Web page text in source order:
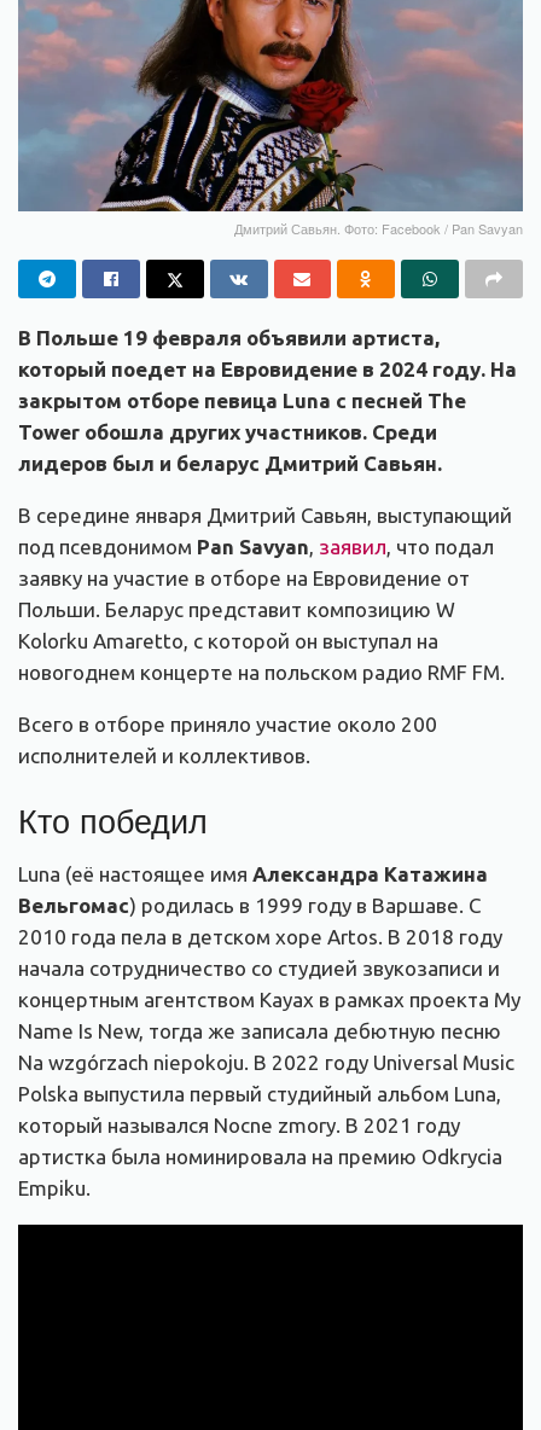
Дмитрий Савьян. Фото: Facebook / Pan Savyan
В Польше 19 февраля объявили артиста,
который поедет на Евровидение в 2024 году. На
закрытом отборе певица Luna с песней The
Tower обошла других участников. Среди
лидеров был и беларус Дмитрий Савьян.
В середине января Дмитрий Савьян, выступающий
под псевдонимом Pan Savyan заявил , что подал
заявку на участие в отборе на Евровидение от
Польши. Беларус представит композицию W
Kolorku Amaretto, с которой он выступал на
новогоднем концерте на польском радио RMF FM.
Всего в отборе приняло участие около 200
исполнителей и коллективов.
Кто победил
Luna (её настоящее имя Александра Катажина
Вельгомас) родилась в 1999 году в Варшаве. С
2010 года пела в детском хоре Artos. В 2018 году
начала сотрудничество со студией звукозаписи и
концертным агентством Kayax в рамках проекта My
Name Is New, тогда же записала дебютную песню
Na wzgórzach niepokoju. В 2022 году Universal Music
Polska выпустила первый студийный альбом Luna,
который назывался Nocne zmory. В 2021 году
артистка была номинировала на премию Odkrycia
Empiku.